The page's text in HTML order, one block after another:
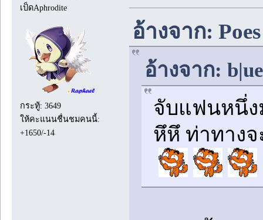
เป็ดAphrodite
กระทู้: 3649
ให้คะแนนชื่นชมคนนี้:
+1650/-14
อ้างจาก:
อ้างจาก:
จับแฟนหนึ่
หึหึ ท่าทาง